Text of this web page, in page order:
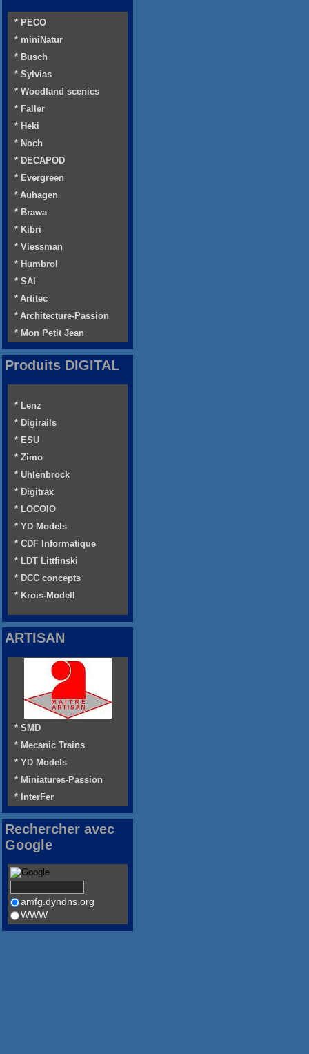
* PECO
* miniNatur
* Busch
* Sylvias
* Woodland scenics
* Faller
* Heki
* Noch
* DECAPOD
* Evergreen
* Auhagen
* Brawa
* Kibri
* Viessman
* Humbrol
* SAI
* Artitec
* Architecture-Passion
* Mon Petit Jean
Produits DIGITAL
* Lenz
* Digirails
* ESU
* Zimo
* Uhlenbrock
* Digitrax
* LOCOIO
* YD Models
* CDF Informatique
* LDT Littfinski
* DCC concepts
* Krois-Modell
ARTISAN
* SMD
* Mecanic Trains
* YD Models
* Miniatures-Passion
* InterFer
Rechercher avec
Google
amfg.dyndns.org
WWW